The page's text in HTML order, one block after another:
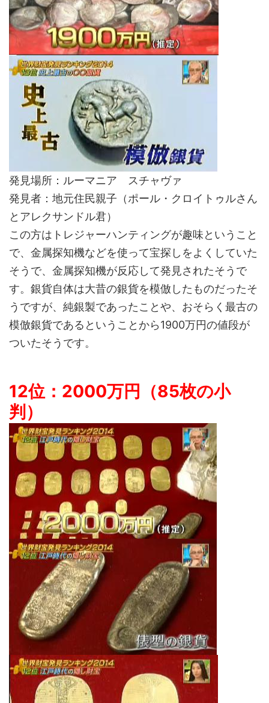
発見場所：ルーマニア スチャヴァ
発見者：地元住民親子（ポール・クロイトゥルさん
とアレクサンドル君）
この方はトレジャーハンティングが趣味ということ
で、金属探知機などを使って宝探しをよくしていた
そうで、金属探知機が反応して発見されたそうで
す。銀貨自体は大昔の銀貨を模倣したものだったそ
うですが、純銀製であったことや、おそらく最古の
模倣銀貨であるということから1900万円の値段が
ついたそうです。
12位：2000万円（85枚の小
判）